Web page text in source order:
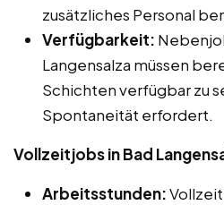
zusätzliches Personal
Verfügbarkeit:
Langensalza müssen
Schichten verfügbar zu
Spontaneität erfordert.
Vollzeitjobs in Bad
Arbeitsstunden: